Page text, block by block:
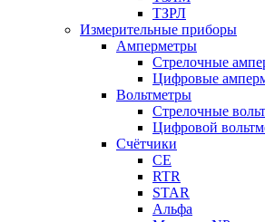
ТЗРЛ
Измерительные приборы
Амперметры
Стрелочные
Цифровые
Вольтметры
Стрелочные
Цифровой
Счётчики
CE
RTR
STAR
Альфа